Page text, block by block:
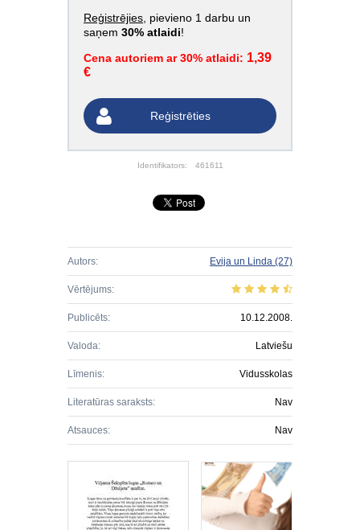
Reģistrējies , pievieno 1 darbu un
saņem 30% atlaidi!
Cena autoriem ar 30% atlaidi: 1,39
€
Reģistrēties
Identifikators: 461611
Autors: Evija un Linda (27)
Vērtējums:
Publicēts: 10.12.2008.
Valoda: Latviešu
Līmenis: Vidusskolas
Literatūras saraksts: Nav
Atsauces: Nav